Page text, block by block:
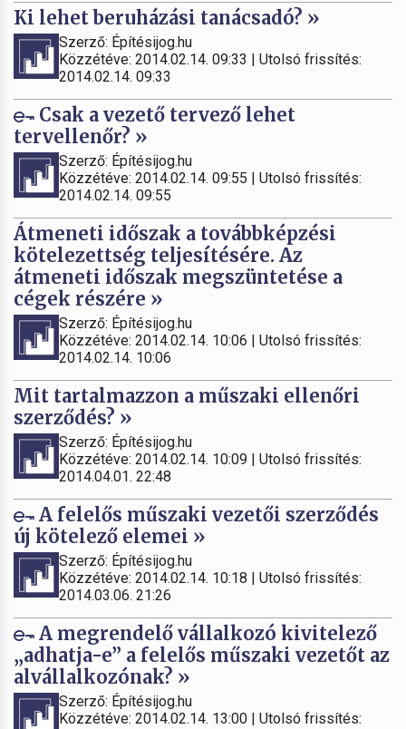
Ki lehet beruházási tanácsadó? »
Szerző: Építésijog.hu
Közzétéve: 2014.02.14. 09:33 | Utolsó frissítés:
2014.02.14. 09:33
Csak a vezető tervező lehet
tervellenőr? »
Szerző: Építésijog.hu
Közzétéve: 2014.02.14. 09:55 | Utolsó frissítés:
2014.02.14. 09:55
Átmeneti időszak a továbbképzési
kötelezettség teljesítésére. Az
átmeneti időszak megszüntetése a
cégek részére »
Szerző: Építésijog.hu
Közzétéve: 2014.02.14. 10:06 | Utolsó frissítés:
2014.02.14. 10:06
Mit tartalmazzon a műszaki ellenőri
szerződés? »
Szerző: Építésijog.hu
Közzétéve: 2014.02.14. 10:09 | Utolsó frissítés:
2014.04.01. 22:48
A felelős műszaki vezetői szerződés
új kötelező elemei »
Szerző: Építésijog.hu
Közzétéve: 2014.02.14. 10:18 | Utolsó frissítés:
2014.03.06. 21:26
A megrendelő vállalkozó kivitelező
„adhatja-e” a felelős műszaki vezetőt az
alvállalkozónak? »
Szerző: Építésijog.hu
Közzétéve: 2014.02.14. 13:00 | Utolsó frissítés: